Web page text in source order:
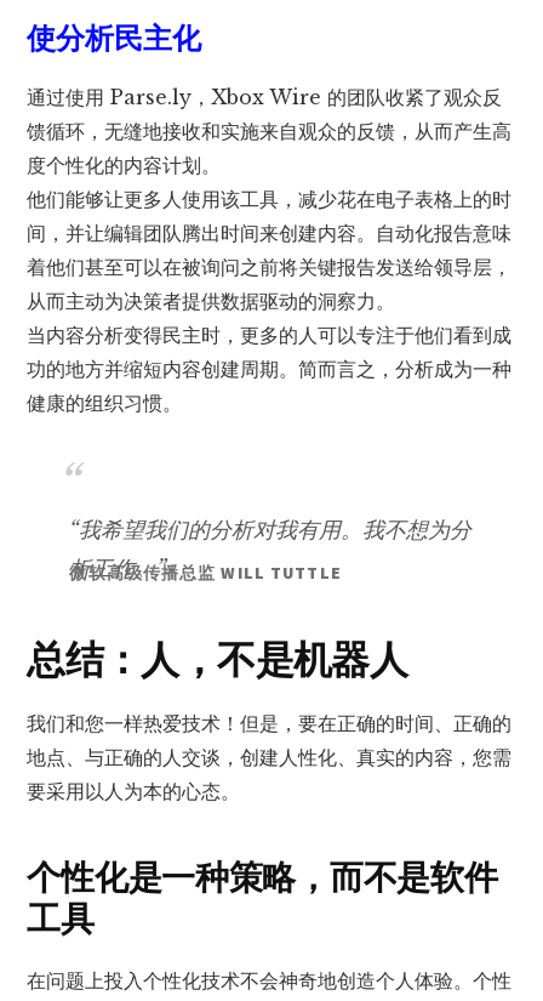
使分析民主化
通过使用 Parse.ly，Xbox Wire 的团队收紧了观众反
馈循环，无缝地接收和实施来自观众的反馈，从而产生高
度个性化的内容计划。
他们能够让更多人使用该工具，减少花在电子表格上的时
间，并让编辑团队腾出时间来创建内容。自动化报告意味
着他们甚至可以在被询问之前将关键报告发送给领导层，
从而主动为决策者提供数据驱动的洞察力。
当内容分析变得民主时，更多的人可以专注于他们看到成
功的地方并缩短内容创建周期。简而言之，分析成为一种
健康的组织习惯。
“我希望我们的分析对我有用。我不想为分
析工作。”
微软高级传播总监 WILL TUTTLE
总结：人，不是机器人
我们和您一样热爱技术！但是，要在正确的时间、正确的
地点、与正确的人交谈，创建人性化、真实的内容，您需
要采用以人为本的心态。
个性化是一种策略，而不是软件
工具
在问题上投入个性化技术不会神奇地创造个人体验。个性